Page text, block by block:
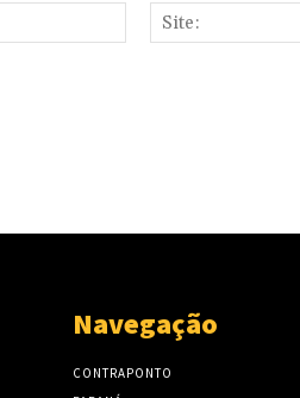
mail:*
Navegação
CONTRAPONTO